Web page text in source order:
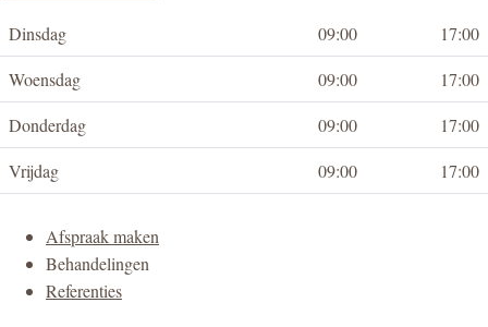
Dinsdag 09:00
17:00
Woensdag
09:00
17:00
Donderdag
09:00
17:00
Vrijdag
09:00 17:00
Afspraak maken
Behandelingen
Referenties